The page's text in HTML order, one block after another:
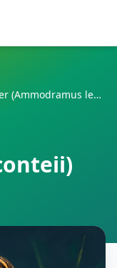
Lecontes Ammer (Ammodramus leconteii)